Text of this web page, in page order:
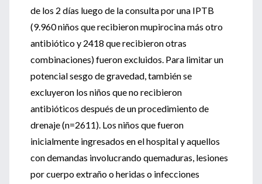
de los 2 días luego de la consulta por una IPTB
(9.960 niños que recibieron mupirocina más otro
antibiótico y 2418 que recibieron otras
combinaciones) fueron excluidos. Para limitar un
potencial sesgo de gravedad, también se
excluyeron los niños que no recibieron
antibióticos después de un procedimiento de
drenaje (n=2611). Los niños que fueron
inicialmente ingresados en el hospital y aquellos
con demandas involucrando quemaduras, lesiones
por cuerpo extraño o heridas o infecciones